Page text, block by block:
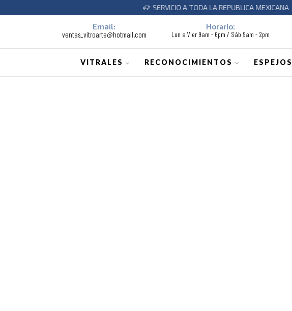
SERVICIO A TODA LA REPUBLICA MEXICANA
Email:
ventas_vitroarte@hotmail.com
Horario:
Lun a Vier 9am - 6pm / Sáb 9am - 2pm
VITRALES RECONOCIMIENTOS ESPEJOS